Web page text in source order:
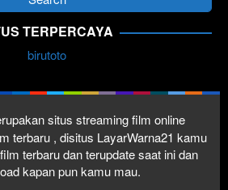
TERPERCAYA
birutoto
situs streaming film online
terbaru , disitus LayarWarna21 kamu
terbaru dan terupdate saat ini dan
kapan pun kamu mau.